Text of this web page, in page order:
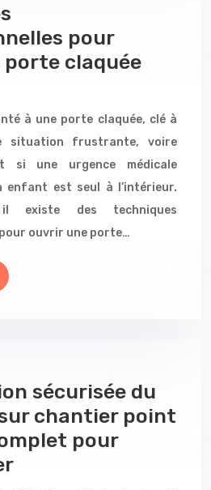
pour
claquée
à une porte claquée, clé à
situation frustrante, voire
si une urgence médicale
enfant est seul à l’intérieur.
il existe des techniques
ouvrir une porte…
sécurisée du
chantier point
pour